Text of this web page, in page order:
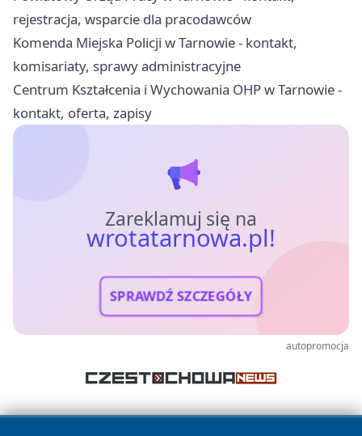
rejestracja, wsparcie dla pracodawców
Komenda Miejska Policji w Tarnowie - kontakt,
komisariaty, sprawy administracyjne
Centrum Kształcenia i Wychowania OHP w Tarnowie -
kontakt, oferta, zapisy
Zareklamuj się na
wrotatarnowa.pl!
SPRAWDŹ SZCZEGÓŁY
autopromocja